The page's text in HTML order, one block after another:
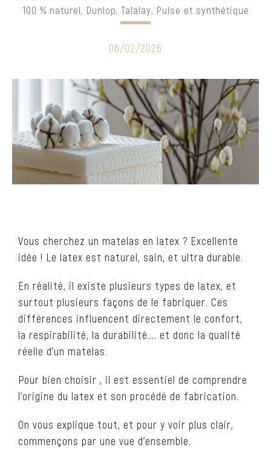
100 % naturel, Dunlop, Talalay, Pulse et synthétique
06/02/2026
Vous cherchez un matelas en latex ? Excellente
idée ! Le latex est naturel, sain, et ultra durable.
En réalité, il existe plusieurs types de latex, et
surtout plusieurs façons de le fabriquer. Ces
différences influencent directement le confort,
la respirabilité, la durabilité…. et donc la qualité
réelle d’un matelas.
Pour bien choisir , il est essentiel de comprendre
l’origine du latex et son procédé de fabrication.
On vous explique tout, et pour y voir plus clair,
commençons par une vue d’ensemble.